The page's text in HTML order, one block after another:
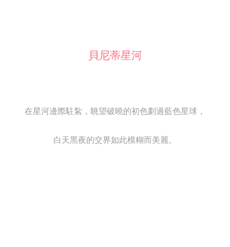
貝尼蒂星河
在星河邊際駐紮，眺望破曉的初色劃過藍色星球，
白天黑夜的交界如此模糊而美麗。